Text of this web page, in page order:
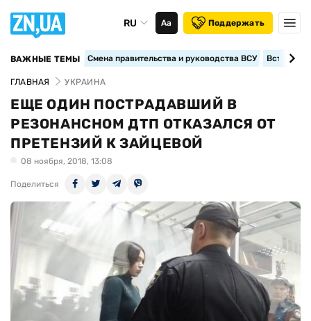
RU Аа Поддержать
ВАЖНЫЕ ТЕМЫ Смена правительства и руководства ВСУ
ГЛАВНАЯ УКРАИНА
ЕЩЕ ОДИН ПОСТРАДАВШИЙ В
РЕЗОНАНСНОМ ДТП ОТКАЗАЛСЯ ОТ
ПРЕТЕНЗИЙ К ЗАЙЦЕВОЙ
08 ноября, 2018, 13:08
Поделиться